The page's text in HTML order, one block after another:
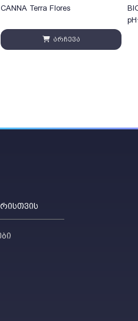
range:
through
235 ₾
CANNA Terra Flores
არჩევა